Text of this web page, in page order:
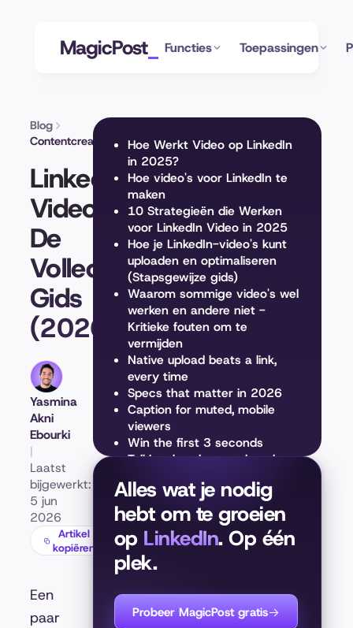
MagicPost Functies Toepassingen
Blog
Contentcreatie
LinkedIn
Video:
De
Volledige
Gids
(2026)
Yasmina
Akni
Ebourki
|
Laatst
bijgewerkt:
5 jun
2026
Artikel
kopiëren
Een
paar
Hoe Werkt Video op LinkedIn
in 2025?
Hoe video's voor LinkedIn te
maken
10 Strategieën die Werken
voor LinkedIn Video in 2025
Hoe je LinkedIn-video's kunt
uploaden en optimaliseren
(Stapsgewijze gids)
Waarom sommige video's wel
werken en andere niet -
Kritieke fouten om te
vermijden
Native upload beats a link,
every time
Specs that matter in 2026
Caption for muted, mobile
viewers
Win the first 3 seconds
Talking-head vs produced
videos
What to do with all this
Where this data comes from
Alles wat je nodig
hebt om te groeien
op LinkedIn. Op één
plek.
Probeer MagicPost gratis